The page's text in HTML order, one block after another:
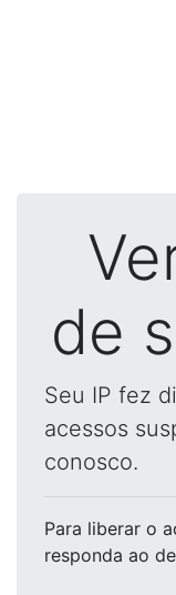
de
Seu IP fez
acessos
conosco.
Para liberar o
responda ao